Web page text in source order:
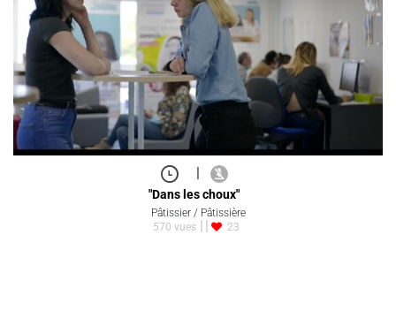
|
"Dans les choux"
Pâtissier / Pâtissière
570 vues
23